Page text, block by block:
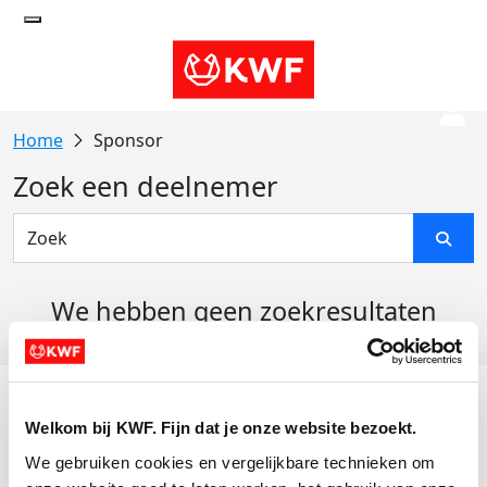
Welkom bij KWF. Fijn dat je onze website bezoekt.
We gebruiken cookies en vergelijkbare technieken om
Sponsor
Zoek een deelnemer
We hebben geen zoekresultaten
Actiematerialen
Evenementen